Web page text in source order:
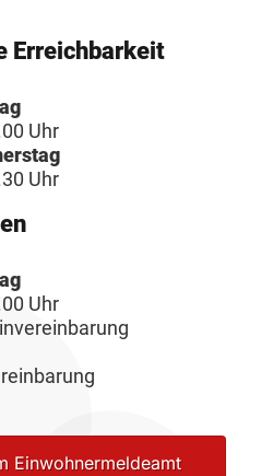
Erreichbarkeit
Uhr
Uhr
Uhr
Einwohnermeldeamt